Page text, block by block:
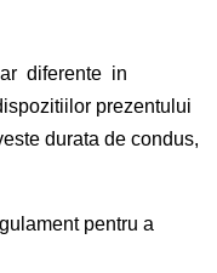
diferente in
prezentului
durata de condus,
pentru a